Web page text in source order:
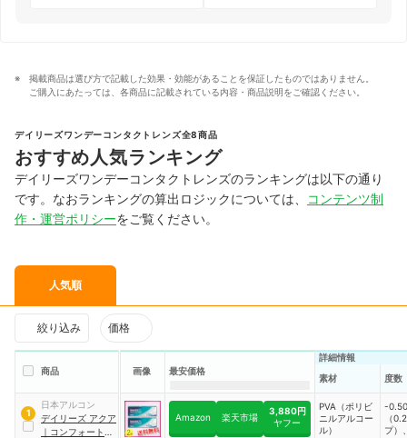
掲載商品は選び方で記載した効果・効能があることを保証したものではありません。
ご購入にあたっては、各商品に記載されている内容・商品説明をご確認ください。
デイリーズワンデーコンタクトレンズ全8商品
おすすめ人気ランキング
デイリーズワンデーコンタクトレンズのランキングは以下の通り
です。なおランキングの算出ロジックについては、
コンテンツ制
作・運営ポリシーをご覧ください。
人気順
絞り込み 価格
商品 画像 最安価格
詳細情報
素材
度数
1
日本アルコン
デイリーズ アクア
｜ コンフォートプ
Amazon 楽天市場
3,880円
ヤフー
PVA（ポリビ
ニルアルコー
ル）
-
（
プ）